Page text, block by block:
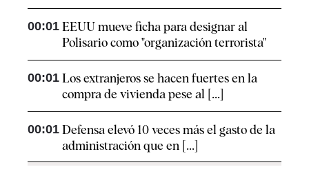
00:01 EEUU mueve ficha para designar al
Polisario como "organización terrorista"
00:01 Los extranjeros se hacen fuertes en la
compra de vivienda pese al [...]
00:01 Defensa elevó 10 veces más el gasto de la
administración que en [...]